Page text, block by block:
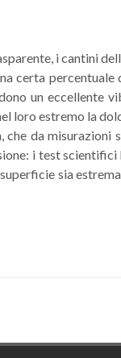
i cantini
certa
un eccellente
loro estremo la
da
i test scientifici
sia